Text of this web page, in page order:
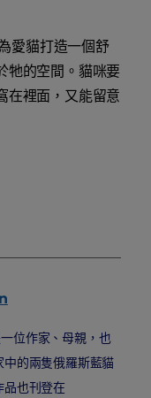
愛貓打造一個舒
牠的空間。貓咪要
在裡面，又能留意
位作家、母親，也
的兩隻俄羅斯藍貓
品也刊登在